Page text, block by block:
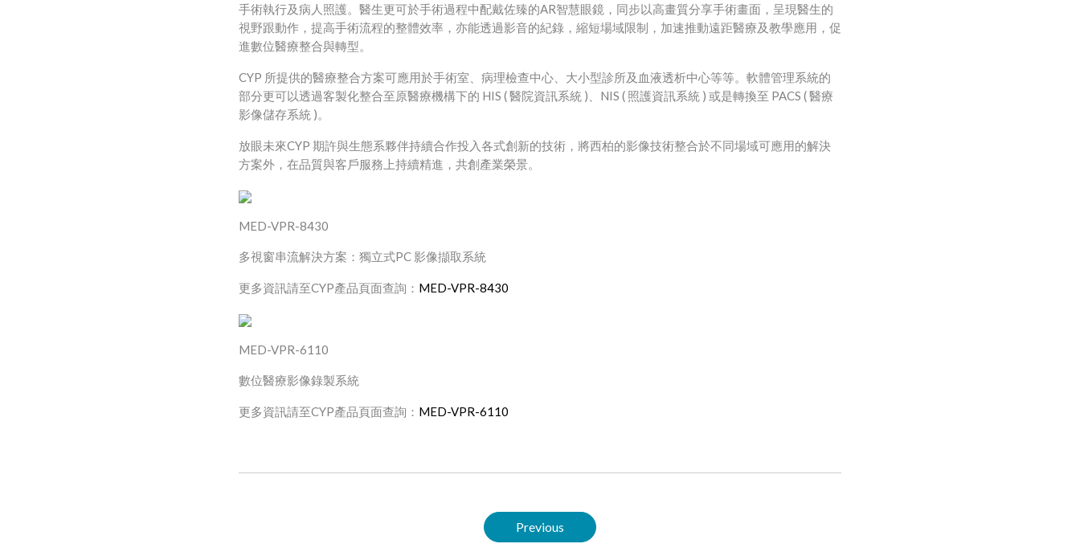
手術執行及病人照護。醫生更可於手術過程中配戴佐臻的AR智慧眼鏡，同步以高畫質分享手術畫面，呈現醫生的
視野跟動作，提高手術流程的整體效率，亦能透過影音的紀錄，縮短場域限制，加速推動遠距醫療及教學應用，促
進數位醫療整合與轉型。
CYP 所提供的醫療整合方案可應用於手術室、病理檢查中心、大小型診所及血液透析中心等等。軟體管理系統的
部分更可以透過客製化整合至原醫療機構下的 HIS (醫院資訊系統 ) NIS ( 照護資訊系統 ) 或是轉換至 PACS (醫療
影像儲存系統 )。
放眼未來CYP 期許與生態系夥伴持續合作投入各式創新的技術，將西柏的影像技術整合於不同場域可應用的解決
方案外，在品質與客戶服務上持續精進，共創產業榮景。
MED-VPR-8430
多視窗串流解決方案：獨立式PC影像擷取系統
更多資訊請至CYP產品頁面查詢： MED-VPR-8430
MED-VPR-6110
數位醫療影像錄製系統
更多資訊請至CYP產品頁面查詢： MED-VPR-6110
Previous